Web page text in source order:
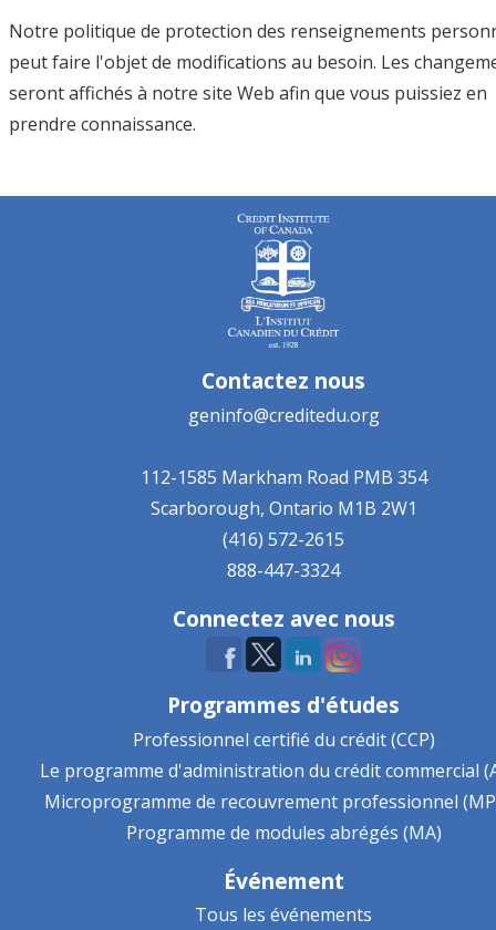
Notre politique de protection des renseignements
peut faire l'objet de modifications au besoin. Les
seront affichés à notre site Web afin que vous puissiez en
prendre connaissance.
Contactez nous
geninfo@creditedu.org
112-1585 Markham Road PMB 354
Scarborough, Ontario M1B 2W1
(416) 572-2615
888-447-3324
Connectez avec nous
Programmes d'études
Professionnel certifié du crédit (CCP)
Le programme d'administration du crédit commercial
Microprogramme de recouvrement professionnel
Programme de modules abrégés (MA)
Événement
Tous les événements